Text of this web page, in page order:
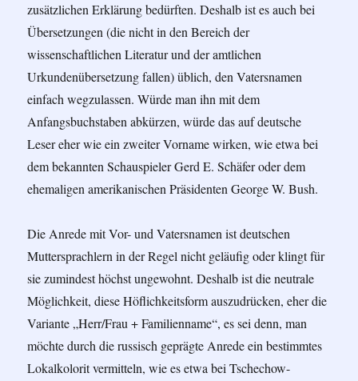
zusätzlichen Erklärung bedürften. Deshalb ist es auch bei
Übersetzungen (die nicht in den Bereich der
wissenschaftlichen Literatur und der amtlichen
Urkundenübersetzung fallen) üblich, den Vatersnamen
einfach wegzulassen. Würde man ihn mit dem
Anfangsbuchstaben abkürzen, würde das auf deutsche
Leser eher wie ein zweiter Vorname wirken, wie etwa bei
dem bekannten Schauspieler Gerd E. Schäfer oder dem
ehemaligen amerikanischen Präsidenten George W. Bush.
Die Anrede mit Vor- und Vatersnamen ist deutschen
Muttersprachlern in der Regel nicht geläufig oder klingt für
sie zumindest höchst ungewohnt. Deshalb ist die neutrale
Möglichkeit, diese Höflichkeitsform auszudrücken, eher die
Variante „Herr/Frau + Familienname“, es sei denn, man
möchte durch die russisch geprägte Anrede ein bestimmtes
Lokalkolorit vermitteln, wie es etwa bei Tschechow-